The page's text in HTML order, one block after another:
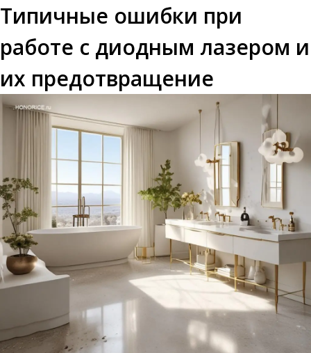
Типичные ошибки при
работе с диодным лазером и
их предотвращение